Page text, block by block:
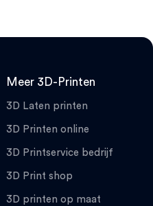
Meer 3D-Printen
3D Laten printen
3D Printen online
3D Printservice bedrijf
3D Print shop
3D printen op maat